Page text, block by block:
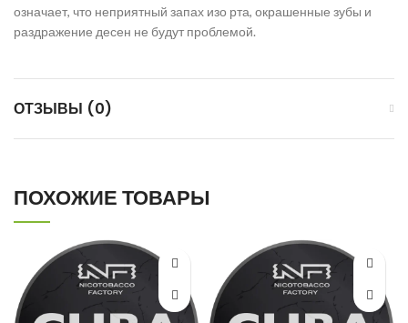
означает, что неприятный запах изо рта, окрашенные зубы и
раздражение десен не будут проблемой.
ОТЗЫВЫ (0)
ПОХОЖИЕ ТОВАРЫ